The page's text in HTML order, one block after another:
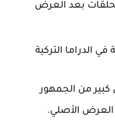
بعد العرض
الدراما التركية
من الجمهور
العرض الأصلي.